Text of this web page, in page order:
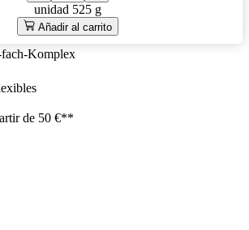
unidad 525 g
Añadir al carrito
Komplex
de 50 €**